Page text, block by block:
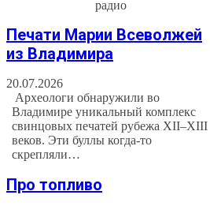
радио
Печати Марии Всеволжей
из Владимира
20.07.2026
Археологи обнаружили во
Владимире уникальный комплекс
свинцовых печатей рубежа XII–XIII
веков. Эти буллы когда-то
скрепляли…
Про топливо